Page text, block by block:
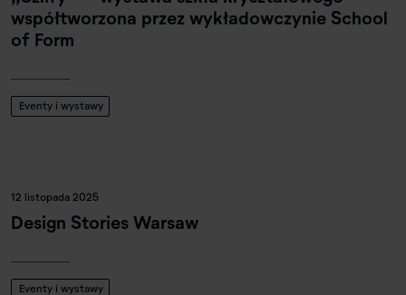
współtworzona przez wykładowczynie School
of Form
Eventy i wystawy
12 listopada 2025
Design Stories Warsaw
Eventy i wystawy